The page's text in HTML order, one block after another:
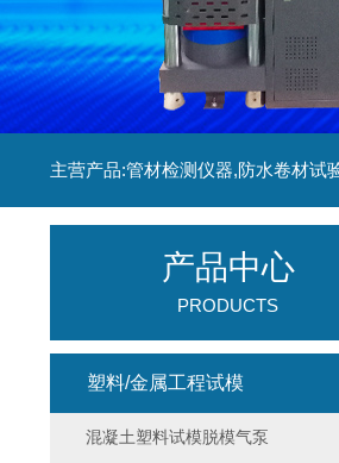
产品中心
PRODUCTS
塑料/金属工程试模
混凝土塑料试模脱模气泵